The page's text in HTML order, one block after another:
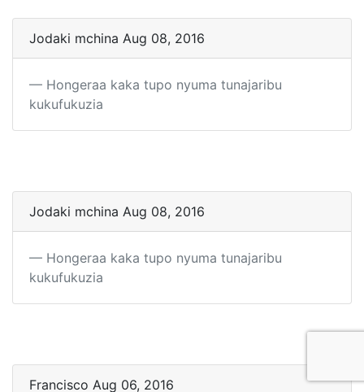
Jodaki mchina Aug 08, 2016
Hongeraa kaka tupo nyuma tunajaribu
kukufukuzia
Jodaki mchina Aug 08, 2016
Hongeraa kaka tupo nyuma tunajaribu
kukufukuzia
Francisco Aug 06, 2016